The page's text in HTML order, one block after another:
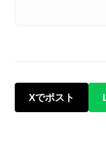
Xでポスト